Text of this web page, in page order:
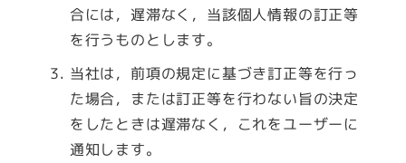
合には，遅滞なく，当該個人情報の訂正等
を行うものとします。
当社は，前項の規定に基づき訂正等を行っ
た場合，または訂正等を行わない旨の決定
をしたときは遅滞なく，これをユーザーに
通知します。